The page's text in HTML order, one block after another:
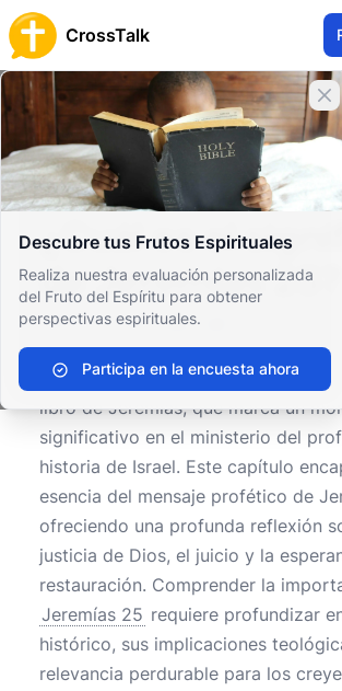
CrossTalk
Descubre tus Frutos Espirituales
Realiza nuestra evaluación personalizada
del Fruto del Espíritu para obtener
perspectivas espirituales.
Participa en la encuesta ahora
Inicio
Archivo de Preguntas
Antiguo Testamento
Profetas Mayores
¿Cuál es el significado de Jeremías
¿Cuál es el
de Jeremías 25?
0 0 606
Jeremías 25 es un capítulo
libro de Jeremías, que marca un
significativo en el ministerio del
historia de Israel. Este capítulo
esencia del mensaje profético de
ofreciendo una profunda reflexión
justicia de Dios, el juicio y la
restauración. Comprender la
Jeremías 25 requiere profundizar
histórico, sus implicaciones
relevancia perdurable para los